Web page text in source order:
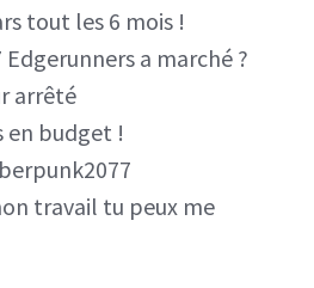
6
de
tout les 6 mois !
a marché ?
arrêté
en budget !
travail tu peux me